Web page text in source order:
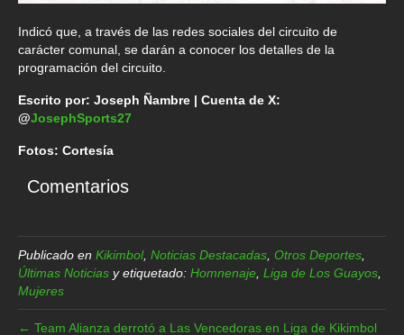
Indicó que, a través de las redes sociales del circuito de
carácter comunal, se darán a conocer los detalles de la
programación del circuito.
Escrito por: Joseph Ñambre | Cuenta de X:
@JosephSports27
Fotos: Cortesía
Comentarios
Publicado en Kikimbol, Noticias Destacadas Otros Deportes
Últimas Noticias y etiquetado: Homnenaje Liga de Los Guayos
Mujeres
← Team Alianza derrotó a Las Vencedoras en Liga de Kikimbol